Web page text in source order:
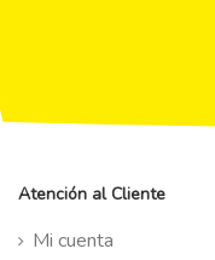
Atención al Cliente
Mi cuenta